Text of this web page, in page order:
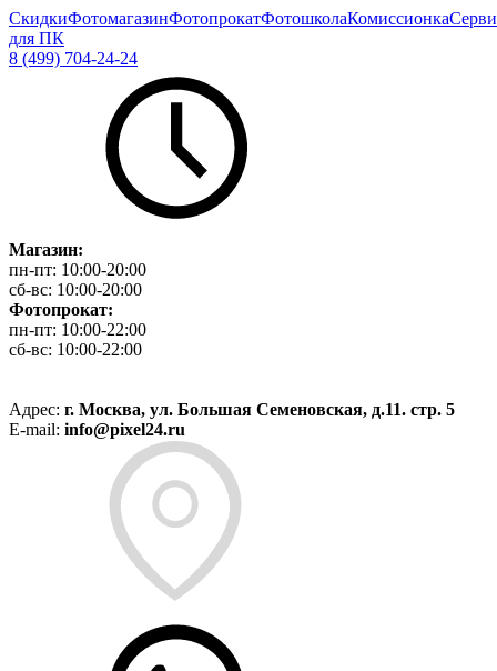
СкидкиФотомагазинФотопрокатФотошколаКомиссионка
для ПК
8 (499) 704-24-24
Магазин:
пн-пт: 10:00-20:00
сб-вс: 10:00-20:00
Фотопрокат:
пн-пт: 10:00-22:00
сб-вс: 10:00-22:00
Адрес: г. Москва, ул. Большая Семеновская, д.11. стр. 5
E-mail: info@pixel24.ru